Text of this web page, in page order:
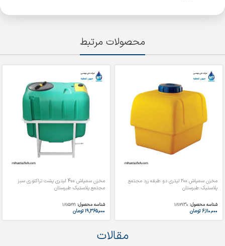
محصولات مرتبط
مخزن سمپاش 200 لیتری دو طبقه زرد مجتمع
پلاستیک طبرستان
شناسه محصول: 1812130
۶,۱۱۰,۰۰۰ تومان
مخزن سمپاش 400 لیتری پشت تراکتوری سبز
مجتمع پلاستیک طبرستان
شناسه محصول: 1815221
۱۹,۳۶۵,۰۰۰ تومان
مقالات